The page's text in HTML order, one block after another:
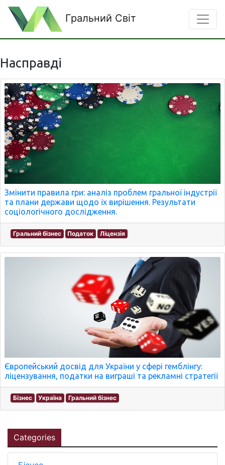
Гральний Світ
Насправді
Змінити правила гри: аналіз проблем гральної індустрії
та плани держави щодо їх вирішення. Результати
соціологічного дослідження.
Гральний бізнес Податок Ліцензія
Європейський досвід для України у сфері гемблінгу:
ліцензування, податки на виграші та рекламні стратегії
Бізнес Україна Гральний бізнес
Categories